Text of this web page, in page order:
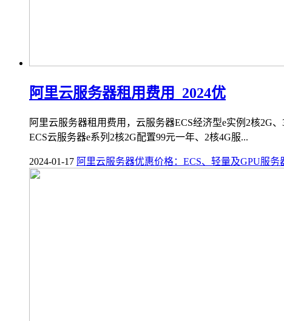
阿里云服务器租用费用_2024优
阿里云服务器租用费用，云服务器ECS经济型e实例2核2G
ECS云服务器e系列2核2G配置99元一年、2核4G服...
2024-01-17 阿里云服务器优惠价格：ECS、轻量及GPU服务